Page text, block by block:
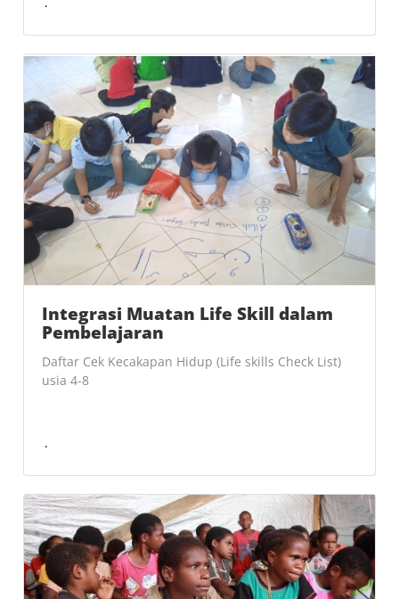
Integrasi Muatan Life Skill dalam
Pembelajaran
Daftar Cek Kecakapan Hidup (Life skills Check List)
usia 4-8